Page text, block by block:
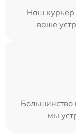
Наш курьер
ваше
Большинство
мы